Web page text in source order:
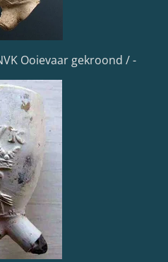
Ooievaar gekroond / -